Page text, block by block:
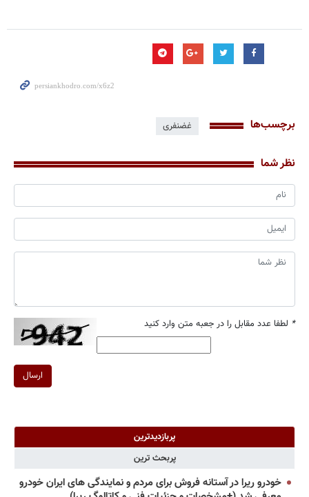
برچسب‌ها غضنفری
نظر شما
* لطفا عدد مقابل را در جعبه متن وارد کنید
ارسال
پربازدیدترین
پربحث ترین
خودرو ریرا در آستانه فروش برای مردم و نمایندگی های ایران خودرو